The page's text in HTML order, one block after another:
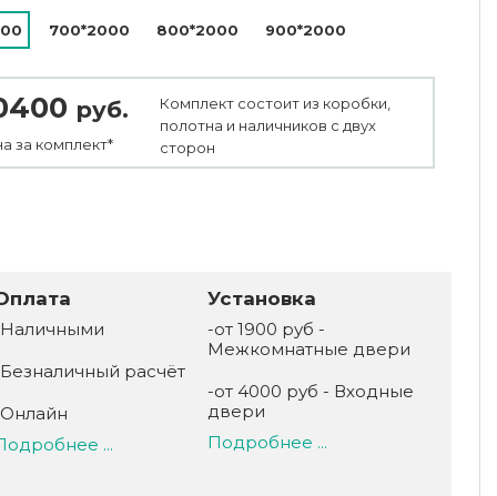
700*2000 800*2000 900*2000
руб.
за комплект*
Комплект состоит из коробки,
полотна и наличников с двух
сторон
расчёт
...
Установка
-от 1900 руб -
Межкомнатные двери
-от 4000 руб - Входные
двери
Подробнее ...